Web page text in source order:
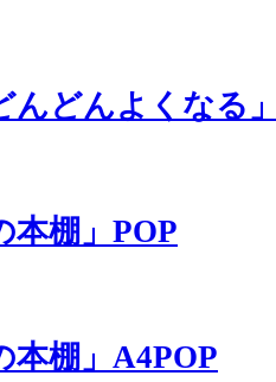
んどんよくなる
本棚」POP
本棚」A4POP